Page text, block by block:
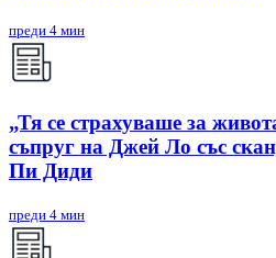
преди 4 мин
„Тя се страхуваше за
съпруг на Джей Ло със
Пи Диди
преди 4 мин